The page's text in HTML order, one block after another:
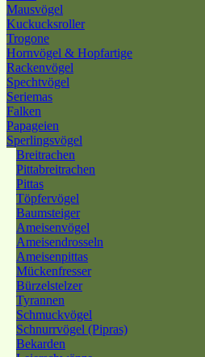
Mausvögel
Kuckucksroller
Trogone
Hornvögel & Hopfartige
Rackenvögel
Spechtvögel
Seriemas
Falken
Papageien
Sperlingsvögel
Breitrachen
Pittabreitrachen
Pittas
Töpfervögel
Baumsteiger
Ameisenvögel
Ameisendrosseln
Ameisenpittas
Mückenfresser
Bürzelstelzer
Tyrannen
Schmuckvögel
Schnurrvögel (Pipras)
Bekarden